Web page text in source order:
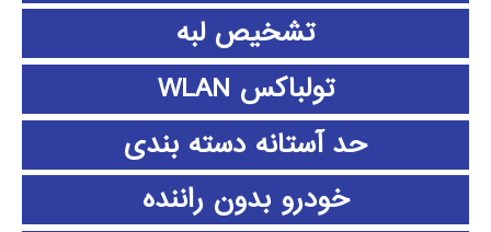
تشخیص لبه
تولباکس WLAN
حد آستانه دسته بندی
خودرو بدون راننده